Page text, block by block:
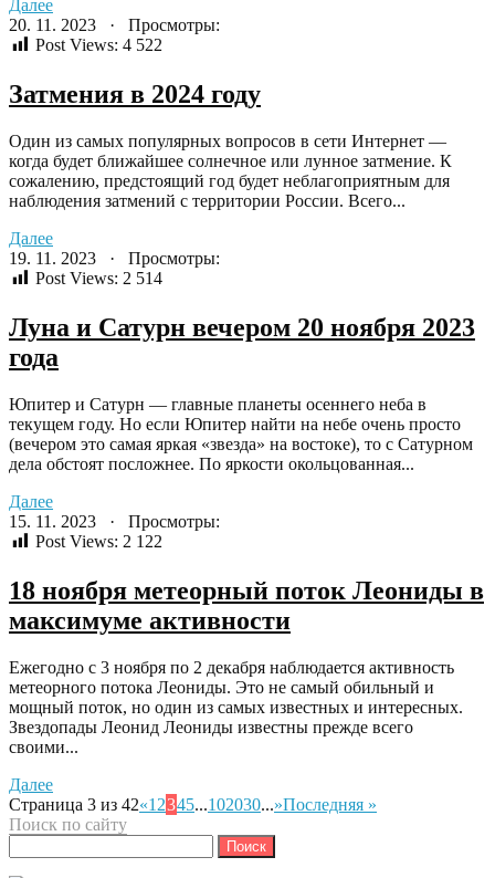
Далее
20. 11. 2023 · Просмотры:
Post Views: 4 522
Затмения в 2024 году
Один из самых популярных вопросов в сети Интернет —
когда будет ближайшее солнечное или лунное затмение. К
сожалению, предстоящий год будет неблагоприятным для
наблюдения затмений с территории России. Всего...
Далее
19. 11. 2023 · Просмотры:
Post Views: 2 514
Луна и Сатурн вечером 20 ноября 2023
года
Юпитер и Сатурн — главные планеты осеннего неба в
текущем году. Но если Юпитер найти на небе очень просто
(вечером это самая яркая «звезда» на востоке), то с Сатурном
дела обстоят посложнее. По яркости окольцованная...
Далее
15. 11. 2023 · Просмотры:
Post Views: 2 122
18 ноября метеорный поток Леониды в
максимуме активности
Ежегодно с 3 ноября по 2 декабря наблюдается активность
метеорного потока Леониды. Это не самый обильный и
мощный поток, но один из самых известных и интересных.
Звездопады Леонид Леониды известны прежде всего
своими...
Далее
Страница 3 из 42«1 2345...102030...»Последняя »
Поиск по сайту